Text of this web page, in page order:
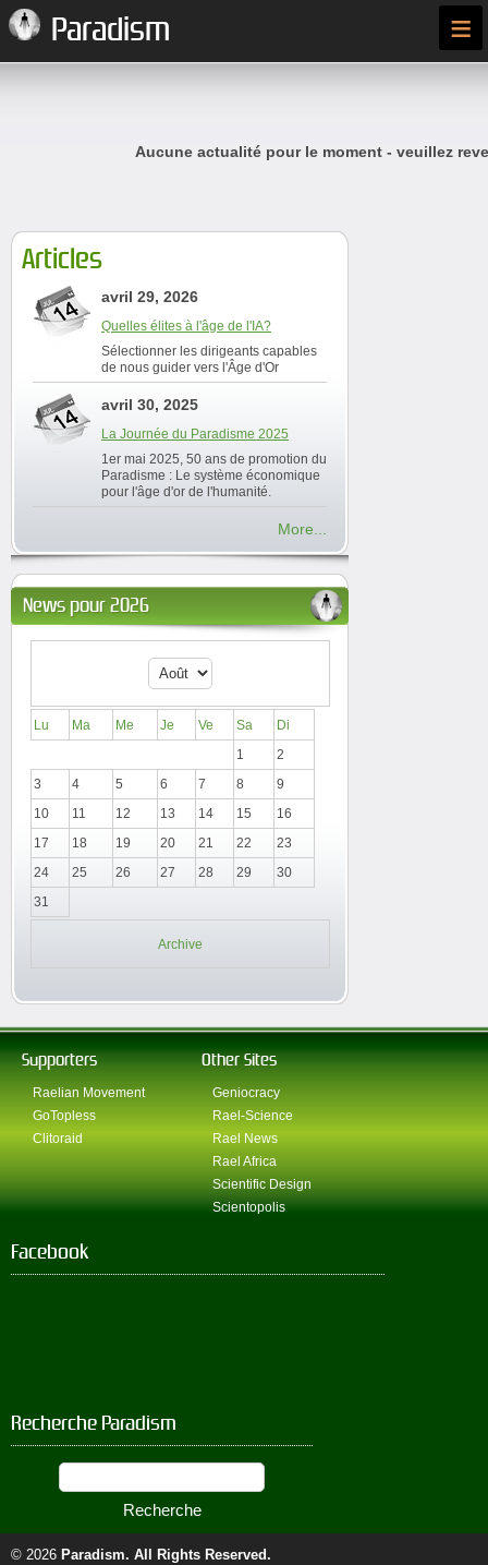
Paradism ≡
Aucune actualité pour le moment - veuillez
Articles
avril 29, 2026
Quelles élites à l'âge de l'IA?
Sélectionner les dirigeants capables
de nous guider vers l'Âge d'Or
avril 30, 2025
La Journée du Paradisme 2025
1er mai 2025, 50 ans de promotion du
Paradisme : Le système économique
pour l'âge d'or de l'humanité.
More...
News pour 2026
Lu Ma Me Je Ve Sa
Di
1
2
3
4 5 6 7 8
9
10
11 12 13 14 15
16
17
18 19 20 21 22
23
24
25 26 27 28 29
30
31
Archive
Supporters
Raelian Movement
GoTopless
Clitoraid
Other Sites
Geniocracy
Rael-Science
Rael News
Rael Africa
Scientific Design
Scientopolis
Facebook
Recherche Paradism
© 2026 Paradism. All Rights Reserved.